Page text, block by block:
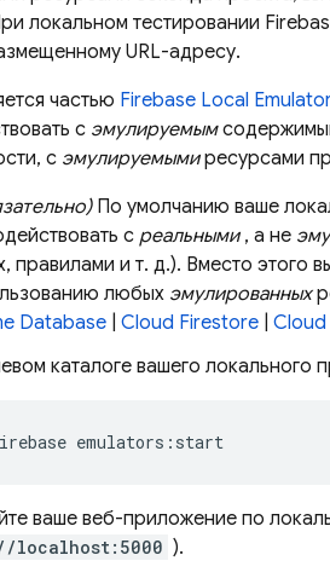
локальном тестировании
URL-адресу.
частью Firebase Local
с эмулируемым
с эмулируемымиресурсами
По умолчанию ваше
с реальными, а не
правилами и т. д.). Вместо этого
любых эмулированных
Database Cloud Firestore
каталоге вашего
emulators:start
ваше веб-приложение по
localhost:5000 ).